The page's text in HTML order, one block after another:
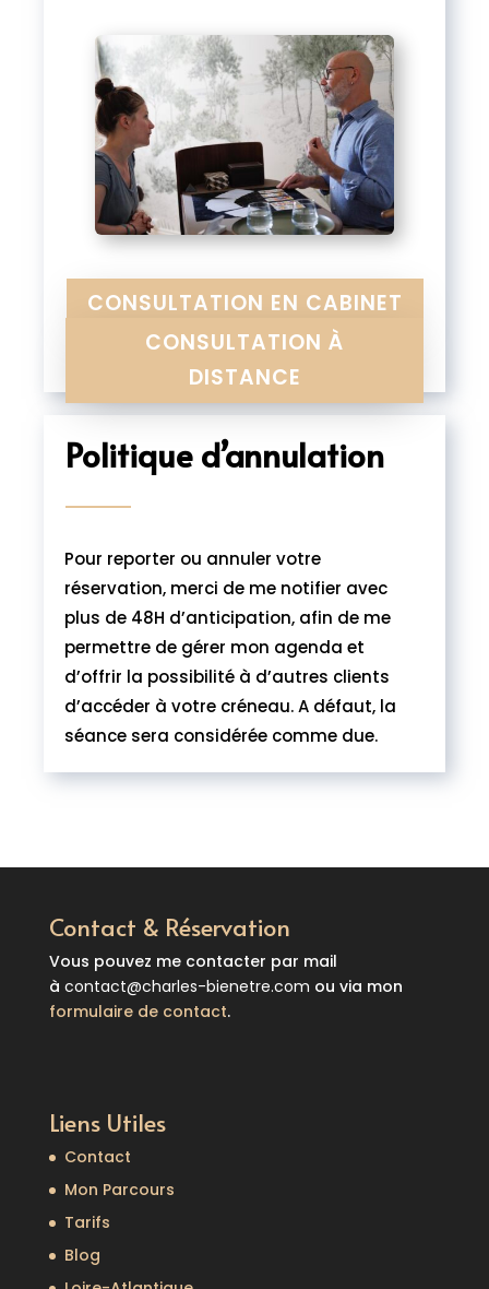
CONSULTATION EN CABINET
CONSULTATION À
DISTANCE
Politique d’annulation
Pour reporter ou annuler votre
réservation, merci de me notifier avec
plus de 48H d’anticipation, afin de me
permettre de gérer mon agenda et
d’offrir la possibilité à d’autres clients
d’accéder à votre créneau. A défaut, la
séance sera considérée comme due.
Contact & Réservation
Vous pouvez me contacter par mail
à contact@charles-bienetre.com ou via mon
formulaire de contact.
Liens Utiles
Contact
Mon Parcours
Tarifs
Blog